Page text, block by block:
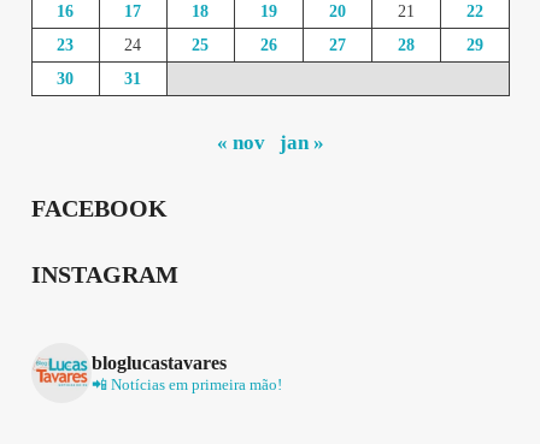
16
17 18 19 20 21
22
23
24 25 26 27 28
29
30
31
« nov jan »
FACEBOOK
INSTAGRAM
bloglucastavares
📲 Notícias em primeira mão!